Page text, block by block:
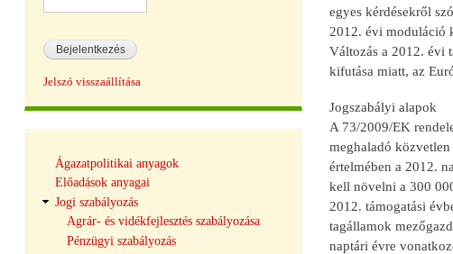
egyes kérdésekről
2012. évi moduláció
Változás a 2012. évi
kifutása miatt, az
Jogszabályi alapok
A 73/2009/EK
meghaladó
értelmében a 2012.
kell növelni a 300
2012. támogatási
tagállamok
naptári évre
Jelszó visszaállítása
navigáció
Ágazatpolitikai anyagok
Előadások anyagai
Jogi szabályozás
Agrár- és vidékfejlesztés szabályozása
Pénzügyi szabályozás